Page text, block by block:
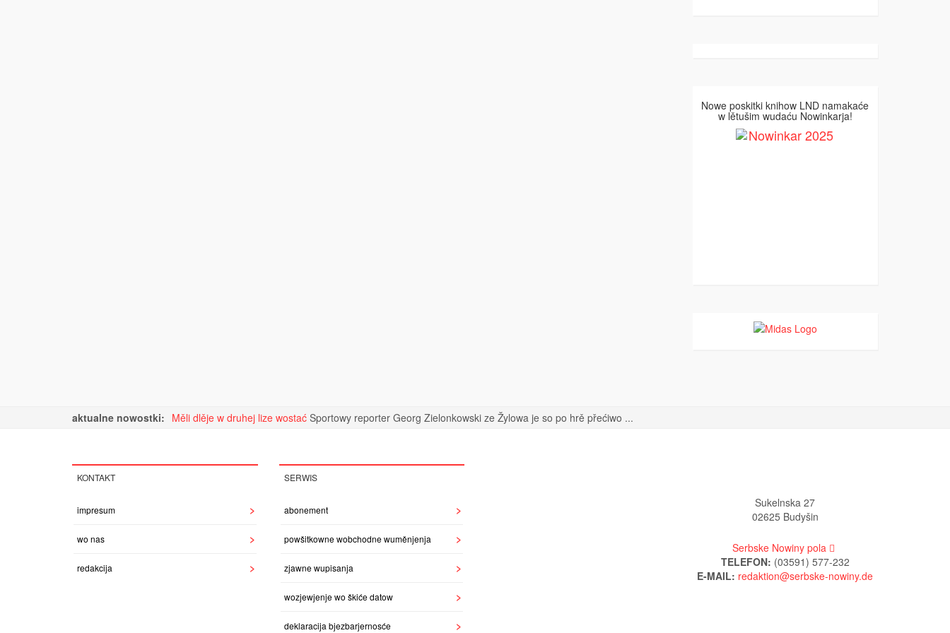
Nowe poskitki knihow LND namakaće
w lětušim wudaću Nowinkarja!
aktualne nowostki: Měli dlěje w druhej lize wostać Sportowy reporter Georg Zielonkowski ze Žylowa je so po hrě přećiwo ...
KONTAKT
impresum
wo nas
redakcija
SERWIS
abonement
powšitkowne wobchodne wuměnjenja
zjawne wupisanja
wozjewjenje wo škiće datow
deklaracija bjezbarjernosće
Sukelnska 27
02625 Budyšin
Serbske Nowiny pola
TELEFON: (03591) 577-232
E-MAIL: